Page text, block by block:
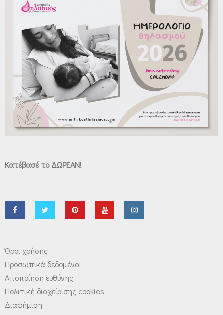
Κατέβασέ το ΔΩΡΕΑΝ!
Όροι χρήσης
Προσωπικά δεδομένα
Αποποίηση ευθύνης
Πολιτική διαχείρισης cookies
Διαφήμιση